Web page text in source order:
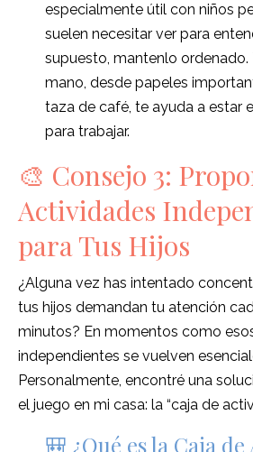
especialmente útil con niños
suelen necesitar ver para
supuesto, mantenlo ordenado.
mano, desde papeles
taza de café, te ayuda a estar
para trabajar.
🎨 Consejo 3:
Actividades
para Tus Hijos
¿Alguna vez has intentado
tus hijos demandan tu atención
minutos? En momentos como
independientes se vuelven
Personalmente, encontré una
el juego en mi casa: la “caja de
🎒 ¿Qué es la Caja